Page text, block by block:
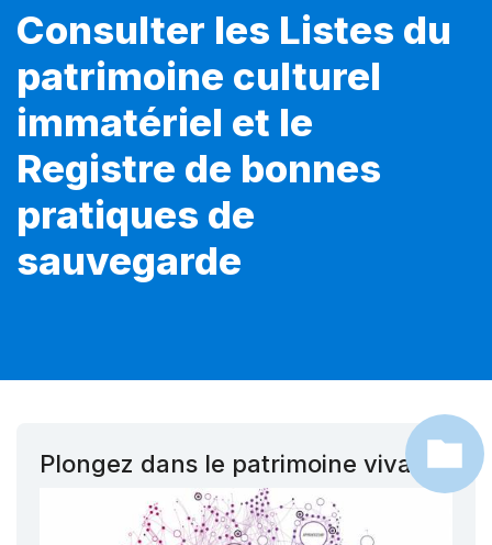
Consulter les Listes du
patrimoine culturel
immatériel et le
Registre de bonnes
pratiques de
sauvegarde
Plongez dans le patrimoine vivant !